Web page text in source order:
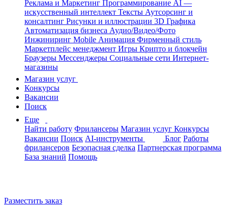
Реклама и Маркетинг Программирование AI —
искусственный интеллект Тексты Аутсорсинг и
консалтинг Рисунки и иллюстрации 3D Графика
Автоматизация бизнеса Аудио/Видео/Фото
Инжиниринг Mobile Анимация Фирменный стиль
Маркетплейс менеджмент Игры Крипто и блокчейн
Браузеры Мессенджеры Социальные сети Интернет-
магазины
Магазин услуг
Конкурсы
Вакансии
Поиск
Еще
Найти работу Фрилансеры Магазин услуг Конкурсы
Вакансии Поиск AI-инструменты Блог Работы
фрилансеров Безопасная сделка Партнерская программа
База знаний Помощь
Разместить заказ